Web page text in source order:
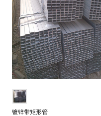
镀锌带矩形管